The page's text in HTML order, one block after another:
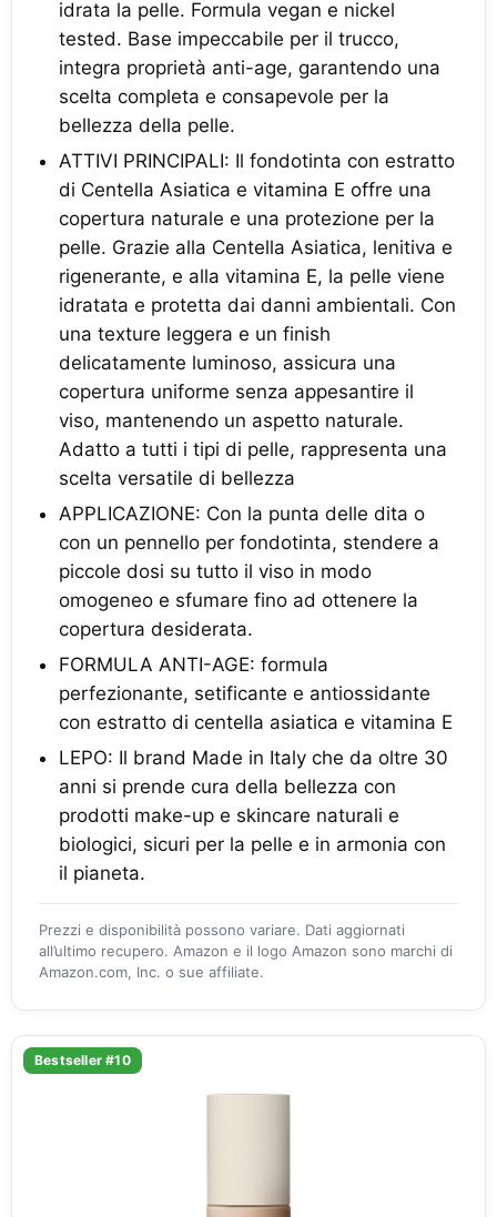
idrata la pelle. Formula vegan e nickel
tested. Base impeccabile per il trucco,
integra proprietà anti-age, garantendo una
scelta completa e consapevole per la
bellezza della pelle.
ATTIVI PRINCIPALI: Il fondotinta con estratto
di Centella Asiatica e vitamina E offre una
copertura naturale e una protezione per la
pelle. Grazie alla Centella Asiatica, lenitiva e
rigenerante, e alla vitamina E, la pelle viene
idratata e protetta dai danni ambientali. Con
una texture leggera e un finish
delicatamente luminoso, assicura una
copertura uniforme senza appesantire il
viso, mantenendo un aspetto naturale.
Adatto a tutti i tipi di pelle, rappresenta una
scelta versatile di bellezza
APPLICAZIONE: Con la punta delle dita o
con un pennello per fondotinta, stendere a
piccole dosi su tutto il viso in modo
omogeneo e sfumare fino ad ottenere la
copertura desiderata.
FORMULA ANTI-AGE: formula
perfezionante, setificante e antiossidante
con estratto di centella asiatica e vitamina E
LEPO: Il brand Made in Italy che da oltre 30
anni si prende cura della bellezza con
prodotti make-up e skincare naturali e
biologici, sicuri per la pelle e in armonia con
il pianeta.
Prezzi e disponibilità possono variare. Dati aggiornati
all’ultimo recupero. Amazon e il logo Amazon sono marchi di
Amazon.com, Inc. o sue affiliate.
Bestseller #10